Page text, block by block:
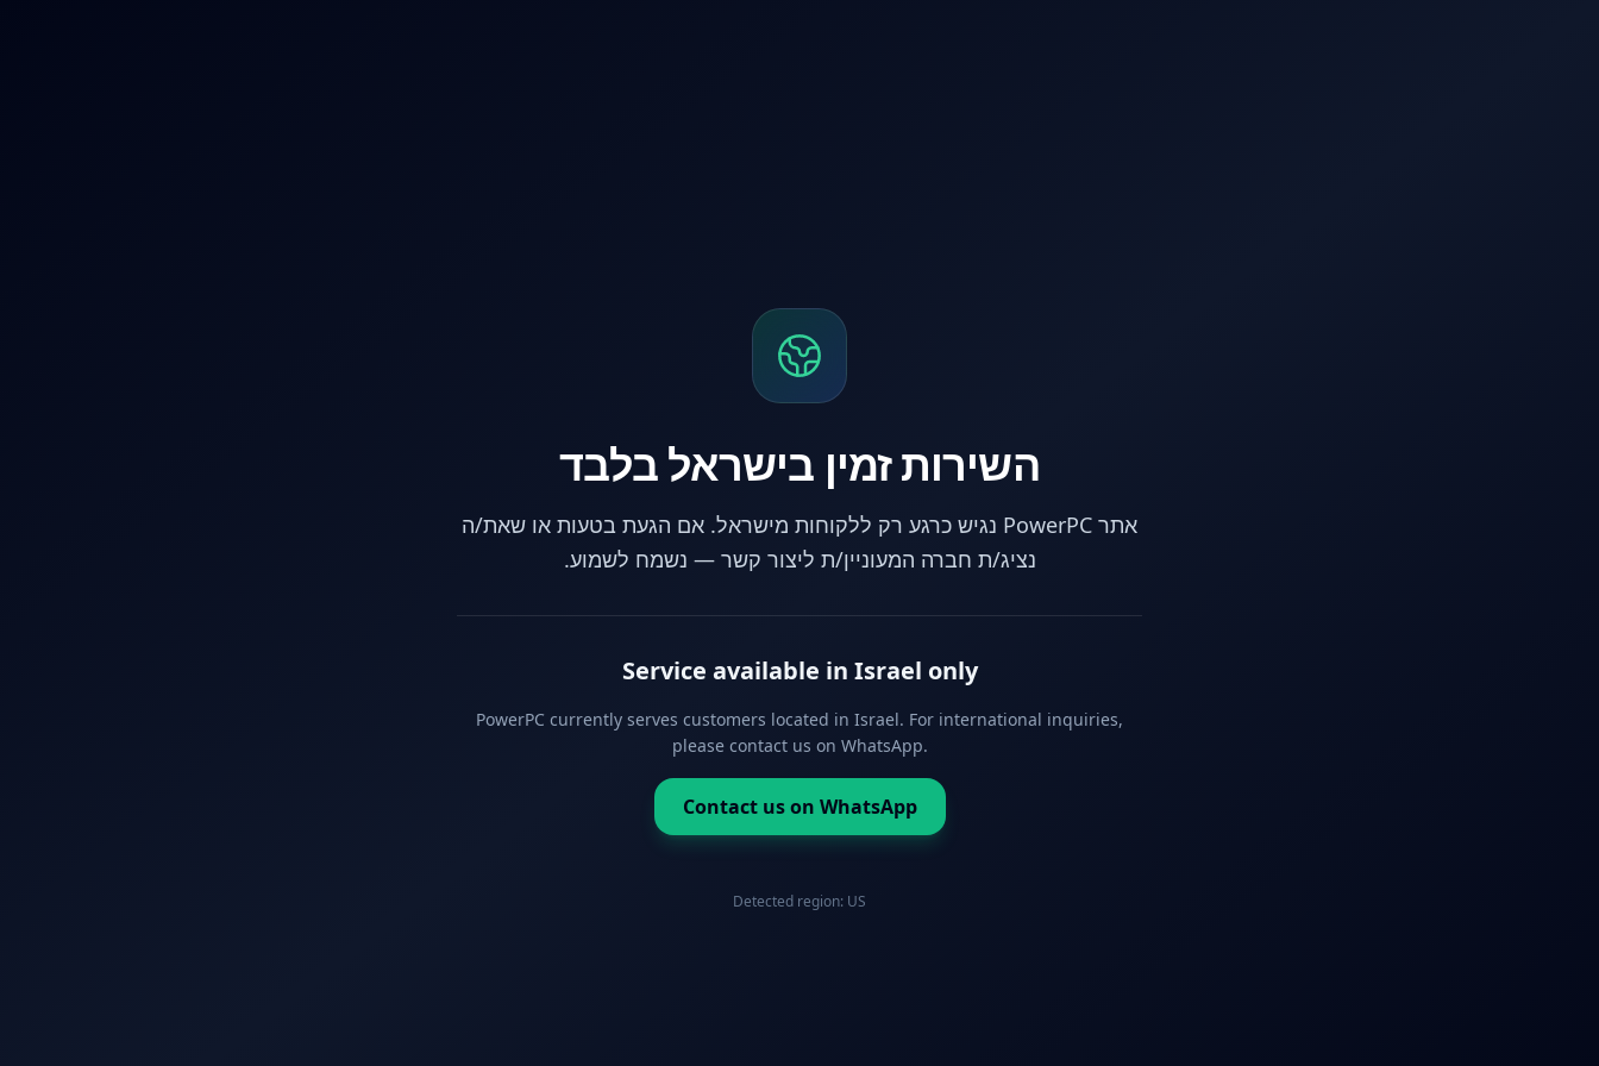
השירות זמין בישראל בלבד
אתר PowerPC נגיש כרגע רק ללקוחות מישראל. אם הגעת בטעות או שאת/ה
נציג/ת חברה המעוניין/ת ליצור קשר — נשמח לשמוע.
Service available in Israel only
PowerPC currently serves customers located in Israel. For international inquiries,
please contact us on WhatsApp.
Contact us on WhatsApp
Detected region: US